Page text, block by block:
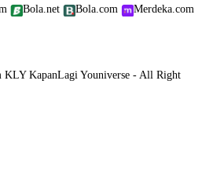
Bola.net Bola.com
Merdeka.com
KapanLagi Youniverse - All Right